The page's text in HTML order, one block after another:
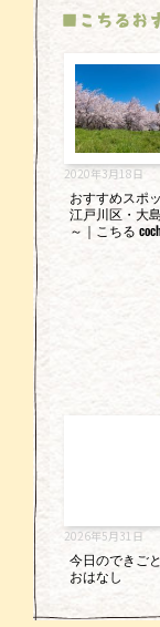
■こちるお
2020年3月18日
おすすめスポ
江戸川区・大
～｜こちる
2026年5月31日
今日のできご
おはなし